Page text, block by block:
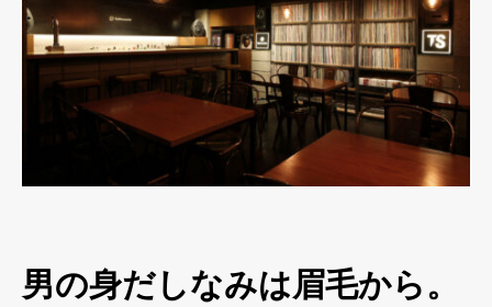
男の身だしなみは眉毛から。